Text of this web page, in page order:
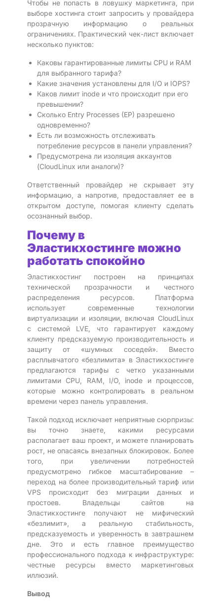
Чтобы не попасть в ловушку маркетинга, при
выборе хостинга стоит запросить у провайдера
прозрачную информацию о реальных
ограничениях. Практический чек-лист включает
несколько пунктов:
Каковы гарантированные лимиты CPU и RAM
для выбранного тарифа?
Какие значения установлены для I/O и IOPS?
Каков лимит inode и что происходит при его
превышении?
Сколько Entry Processes (EP) разрешено
одновременно?
Есть ли возможность отслеживать
потребление ресурсов в панели управления?
Предусмотрена ли изоляция аккаунтов
(CloudLinux или аналоги)?
Ответственный провайдер не скрывает эту
информацию, а напротив, предоставляет ее в
открытом доступе, помогая клиенту сделать
осознанный выбор.
Почему в
Эластикхостинге можно
работать спокойно
Эластикхостинг построен на принципах
технической прозрачности и честного
распределения ресурсов. Платформа
использует современные технологии
виртуализации и изоляции, включая CloudLinux
с системой LVE, что гарантирует каждому
клиенту предсказуемую производительность и
защиту от «шумных соседей». Вместо
расплывчатого «безлимита» в Эластикхостинге
предлагаются тарифы с четко указанными
лимитами CPU, RAM, I/O, inode и процессов,
которые можно контролировать в реальном
времени через панель управления.
Такой подход исключает неприятные сюрпризы:
вы точно знаете, какими ресурсами
располагает ваш проект, и можете планировать
рост, не опасаясь внезапных блокировок. Более
того, при увеличении потребностей
предусмотрено гибкое масштабирование –
переход на более производительный тариф или
VPS происходит без миграции данных и
простоев. Владельцы сайтов на
Эластикхостинге получают не мифический
«безлимит», а реальную стабильность,
предсказуемость и уверенность в завтрашнем
дне. Это и есть главное преимущество
профессионального подхода к инфраструктуре:
честные ресурсы вместо маркетинговых
иллюзий.
Вывод